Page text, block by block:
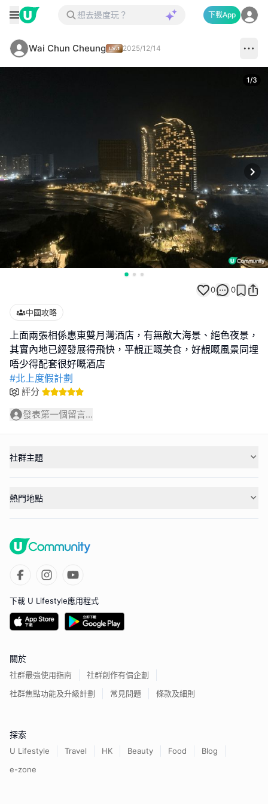
下載App
Wai Chun Cheung 2025/12/14
1/3
0 0
中國攻略
上面兩張相係惠東雙月灣酒店，有無敵大海景、絕色夜景，
其實內地已經發展得飛快，平靚正嘅美食，好靚嘅風景同埋
#北上度假計劃
評分
發表第一個留言...
社群主題
熱門地點
下載 U Lifestyle應用程式
關於
社群最強使用指南
社群創作有價企劃
社群焦點功能及升級計劃
常見問題 條款及細則
探索
U Lifestyle Travel HK Beauty Food
Blog
e-zone